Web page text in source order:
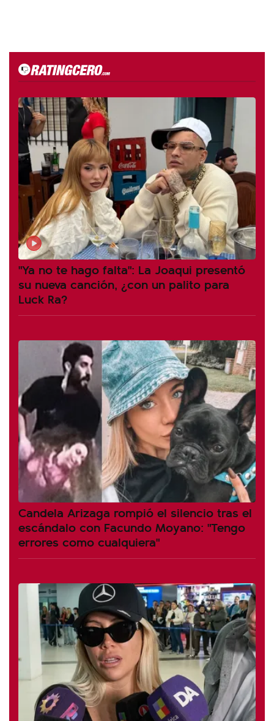
"Ya no te hago falta": La Joaqui presentó
su nueva canción, ¿con un palito para
Luck Ra?
Candela Arizaga rompió el silencio tras el
escándalo con Facundo Moyano: "Tengo
errores como cualquiera"